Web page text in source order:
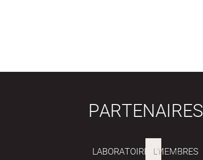
PARTENAIRES
LABORATOIRES MEMBRES